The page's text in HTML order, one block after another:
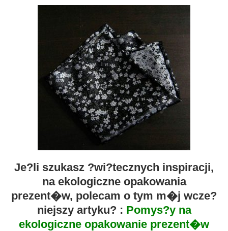
Je?li szukasz ?wi?tecznych inspiracji,
na ekologiczne opakowania
prezent�w, polecam o tym m�j wcze?
niejszy artyku? : Pomys?y na
ekologiczne opakowanie prezent�w